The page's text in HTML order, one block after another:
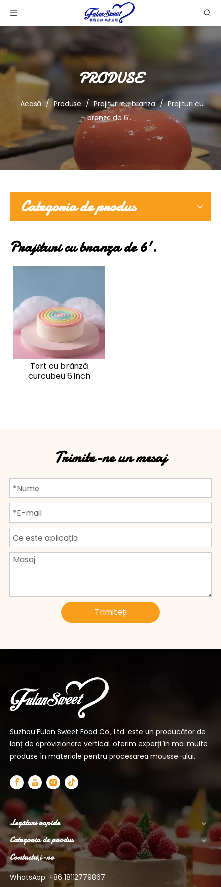
PRODUSE
Acasă / Produse / Prajituri cu branza / Prajituri cu
branza de 6'.
Categoria de produs
Prajituri cu branza de 6'.
Tort cu brânză
curcubeu 6 inch
Trimite-ne un mesaj
Trimiteți
Suzhou Fulan Sweet Food Co., Ltd. este un producător de
lanț de aprovizionare vertical, oferim experți în mai multe
produse în materiale pentru procesarea mousse-ului.
Legături rapide
Categoria de produs
Contactaţi-ne
WhatsApp: +8618112779867